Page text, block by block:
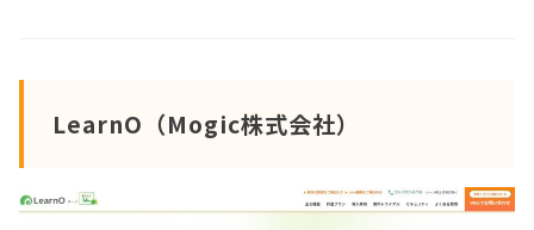
LearnO（Mogic株式会社）